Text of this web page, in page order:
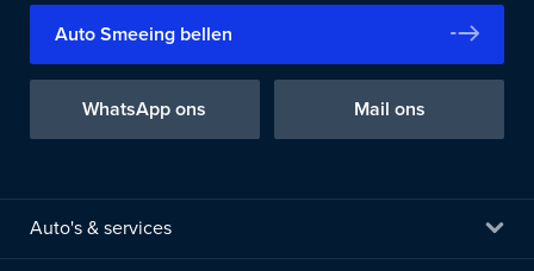
Auto Smeeing bellen
WhatsApp ons Mail ons
Auto's & services